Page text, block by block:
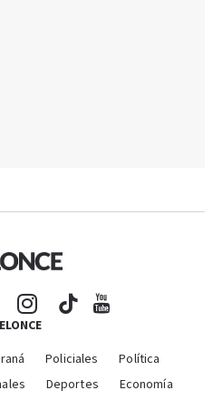
ELONCE
Policiales
Política
Deportes
Economía